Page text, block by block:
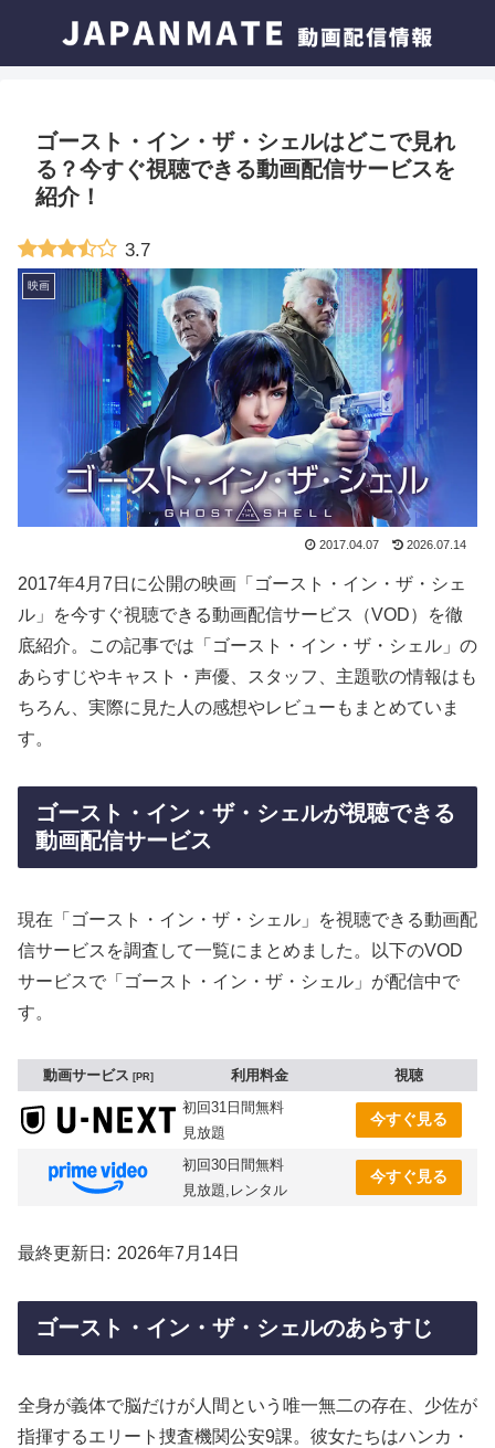
ゴースト・イン・ザ・シェルはどこで見れ
る？今すぐ視聴できる動画配信サービスを
紹介！
3.7
映画
2017.04.07 2026.07.14
2017年4月7日に公開の映画「ゴースト・イン・ザ・シェ
ル」を今すぐ視聴できる動画配信サービス（VOD）を徹
底紹介。この記事では「ゴースト・イン・ザ・シェル」の
あらすじやキャスト・声優、スタッフ、主題歌の情報はも
ちろん、実際に見た人の感想やレビューもまとめていま
す。
ゴースト・イン・ザ・シェルが視聴できる
動画配信サービス
現在「ゴースト・イン・ザ・シェル」を視聴できる動画配
信サービスを調査して一覧にまとめました。以下のVOD
サービスで「ゴースト・イン・ザ・シェル」が配信中で
す。
動画サービス PR 利用料金
視聴
初回31日間無料
見放題
今すぐ見る
初回30日間無料
見放題,レンタル
今すぐ見る
最終更新日 2026年7月14日
ゴースト・イン・ザ・シェルのあらすじ
全身が義体で脳だけが人間という唯一無二の存在、少佐が
指揮するエリート捜査機関公安9課。彼女たちはハンカ・